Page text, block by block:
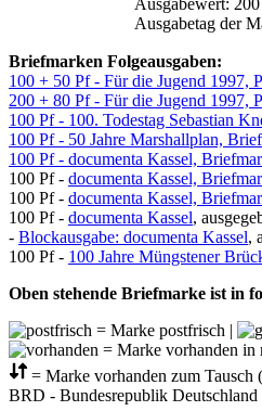
Ausgabetag der
Briefmarken Folgeausgaben:
100 + 50 Pf - Für die Jugend 1997,
200 + 80 Pf - Für die Jugend 1997,
100 Pf - 100. Todestag Sebastian
100 Pf - 50 Jahre Marshallplan,
100 Pf - documenta Kassel,
100 Pf - documenta Kassel,
100 Pf - documenta Kassel,
100 Pf - documenta Kassel,
- Blockausgabe: documenta Kassel,
100 Pf - 100 Jahre Müngstener
Oben stehende Briefmarke ist in
= Marke postfrisch |
= Marke vorhanden in
= Marke vorhanden zum Tausch
BRD - Bundesrepublik Deutschland